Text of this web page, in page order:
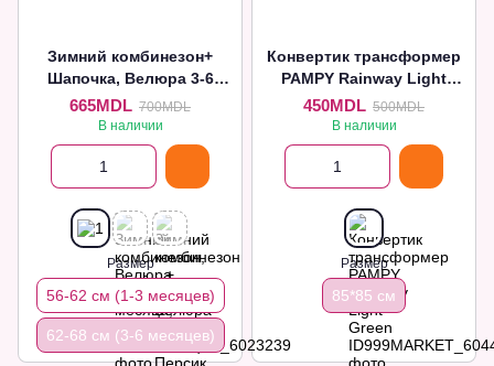
Зимний комбинезон+
Шапочка, Велюра 3-6
месяца, Электрик
665MDL 700MDL
В наличии
Размер
56-62 см (1-3 месяцев)
62-68 см (3-6 месяцев)
Конвертик трансформер
PAMPY Rainway Light
Green
450MDL 500MDL
В наличии
Размер
85*85 cм